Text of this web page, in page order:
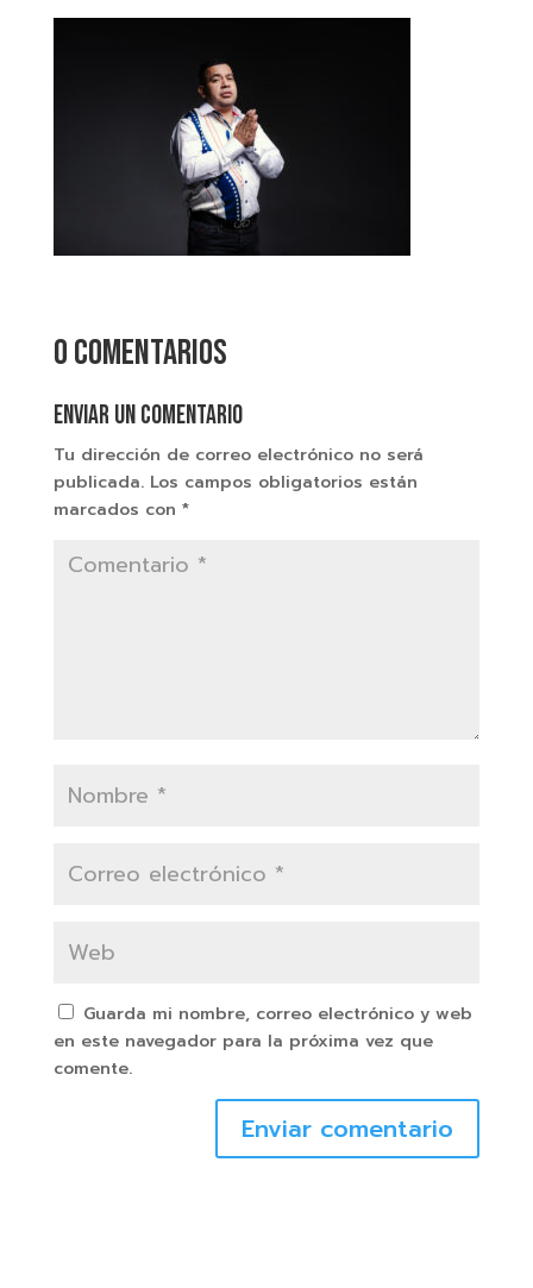
0 comentarios
Enviar un comentario
Tu dirección de correo electrónico no será
publicada. Los campos obligatorios están
marcados con *
Guarda mi nombre, correo electrónico y web
en este navegador para la próxima vez que
comente.
Enviar comentario